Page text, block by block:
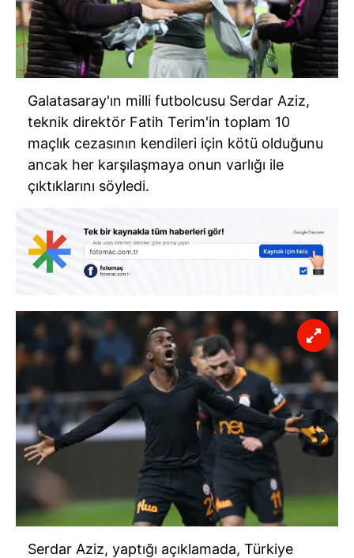
Galatasaray'ın milli futbolcusu Serdar Aziz,
teknik direktör Fatih Terim'in toplam 10
maçlık cezasının kendileri için kötü olduğunu
ancak her karşılaşmaya onun varlığı ile
çıktıklarını söyledi.
Serdar Aziz, yaptığı açıklamada, Türkiye